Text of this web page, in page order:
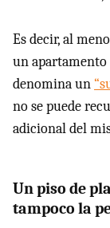
Es decir, al
un apartamento
denomina un
no se puede
adicional del
Un piso de
tampoco la